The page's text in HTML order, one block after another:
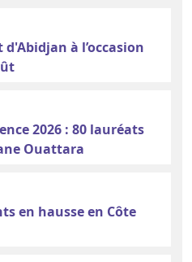
à l’occasion
2026 : 80 lauréats
Ouattara
en hausse en Côte